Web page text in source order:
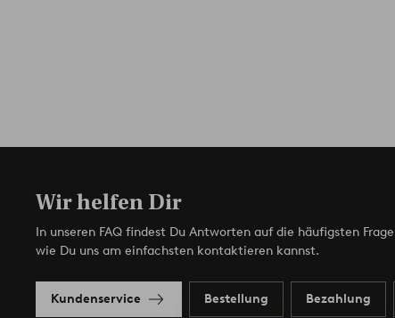
Wir helfen Dir
In unseren FAQ findest Du Antworten auf die häufigsten
wie Du uns am einfachsten kontaktieren kannst.
Kundenservice Bestellung Bezahlung